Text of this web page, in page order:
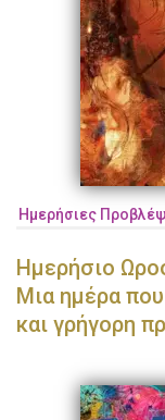
Ημερήσιες
Ημερήσιο
Μια ημέρα
και γρήγορη